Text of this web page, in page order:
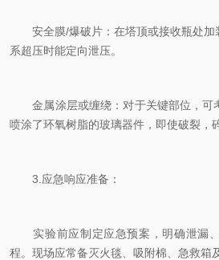
安全膜/爆破片：在塔顶或接收瓶处加
系超压时能定向泄压。
金属涂层或缠绕：对于关键部位，可
喷涂了环氧树脂的玻璃器件，即使破裂，
3.应急响应准备：
实验前应制定应急预案，明确泄漏、
程。现场应常备灭火毯、吸附棉、急救箱